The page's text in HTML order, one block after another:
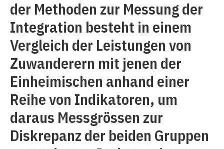
der Methoden zur Messung der
Integration besteht in einem
Vergleich der Leistungen von
Zuwanderern mit jenen der
Einheimischen anhand einer
Reihe von Indikatoren, um
daraus Messgrössen zur
Diskrepanz der beiden Gruppen